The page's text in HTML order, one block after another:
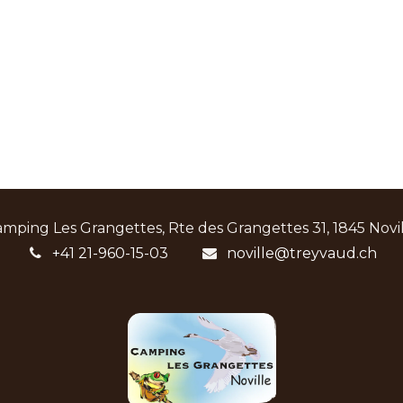
Les Grangettes, Rte des Grangettes 31, 1845
+41 21-960-15-03
noville@treyvaud.ch